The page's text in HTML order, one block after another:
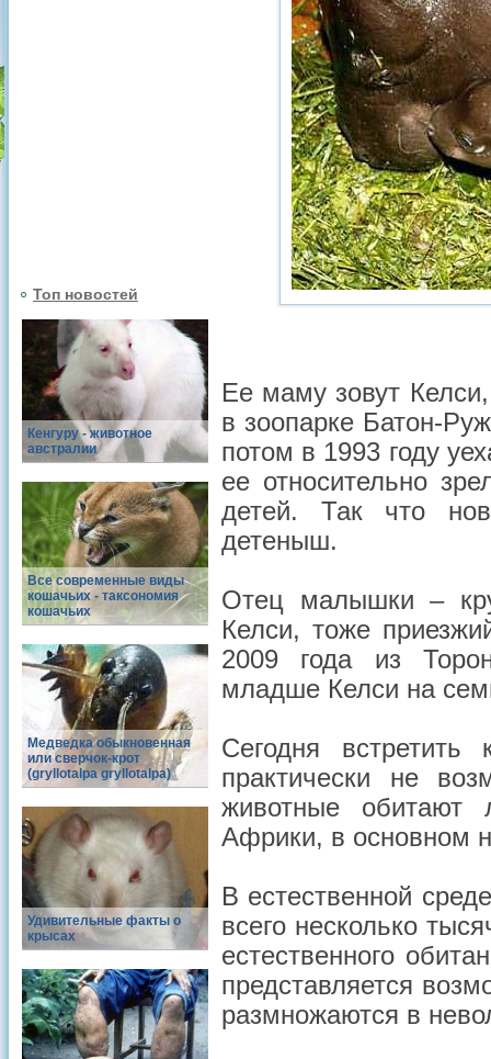
Топ новостей
Кенгуру - животное
австралии
Все современные виды
кошачьих - таксономия
кошачьих
Медведка обыкновенная
или сверчок-крот
(gryllotalpa gryllotalpa)
Удивительные факты о
крысах
Ее маму зовут
в зоопарке Батон-
потом в 1993 году
ее относительно
детей. Так что
детеныш.
Отец малышки –
Келси, тоже
2009 года из
младше Келси на
Сегодня
практически не
животные обитают
Африки, в основном
В естественной
всего несколько
естественного
представляется
размножаются в